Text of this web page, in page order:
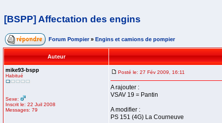
[BSPP] Affectation des engins
Forum Pompier » Engins et camions de pompier
Auteur
mike93-bspp
Habitué
Sexe:
Inscrit le: 22 Juil 2008
Messages: 79
Posté le: 27 Fév 2009, 16:11
A rajouter :
VSAV 19 = Pantin
A modifier :
PS 151 (4G) La Courneuve